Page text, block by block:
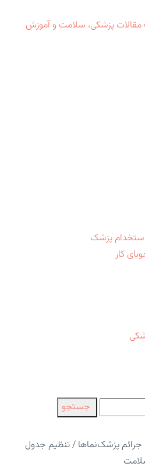
مقالات پزشکی، سلامت و آموزش
پزشک
کار
جستجو
پزشک‌نماها / تنظیم جدول